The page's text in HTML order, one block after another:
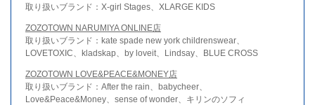
取り扱いブランド：X-girl Stages、XLARGE KIDS
ZOZOTOWN NARUMIYA ONLINE店
取り扱いブランド：kate spade new york childrenswear、
LOVETOXIC、kladskap、by loveit、Lindsay、BLUE CROSS
ZOZOTOWN LOVE&PEACE&MONEY店
取り扱いブランド：After the rain、babycheer、
Love&Peace&Money、sense of wonder、キリンのソフィ